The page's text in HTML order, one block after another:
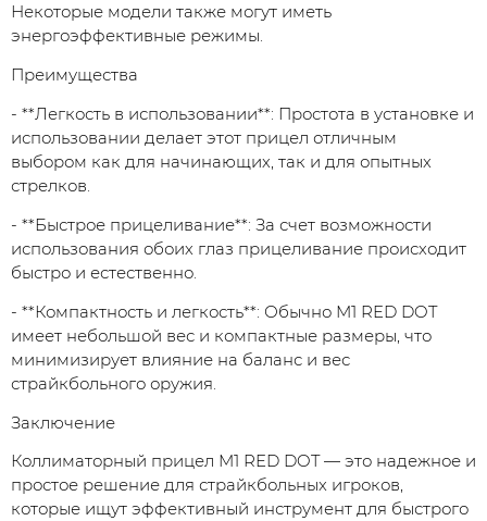
Некоторые модели также могут иметь
энергоэффективные режимы.
Преимущества
- **Легкость в использовании**: Простота в установке и
использовании делает этот прицел отличным
выбором как для начинающих, так и для опытных
стрелков.
- **Быстрое прицеливание**: За счет возможности
использования обоих глаз прицеливание происходит
быстро и естественно.
- **Компактность и легкость**: Обычно M1 RED DOT
имеет небольшой вес и компактные размеры, что
минимизирует влияние на баланс и вес
страйкбольного оружия.
Заключение
Коллиматорный прицел M1 RED DOT — это надежное и
простое решение для страйкбольных игроков,
которые ищут эффективный инструмент для быстрого